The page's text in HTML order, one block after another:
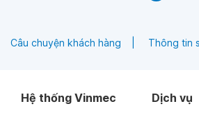
Câu chuyện khách hàng Thông tin
Hệ thống Vinmec Dịch vụ